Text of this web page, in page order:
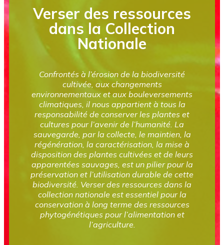
Verser des ressources
dans la Collection
Nationale
Confrontés à l’érosion de la biodiversité
cultivée, aux changements
environnementaux et aux bouleversements
climatiques, il nous appartient à tous la
responsabilité de conserver les plantes et
cultures pour l’avenir de l’humanité. La
sauvegarde, par la collecte, le maintien, la
régénération, la caractérisation, la mise à
disposition des plantes cultivées et de leurs
apparentées sauvages, est un pilier pour la
préservation et l’utilisation durable de cette
biodiversité. Verser des ressources dans la
collection nationale est essentiel pour la
conservation à long terme des ressources
phytogénétiques pour l’alimentation et
l’agriculture.